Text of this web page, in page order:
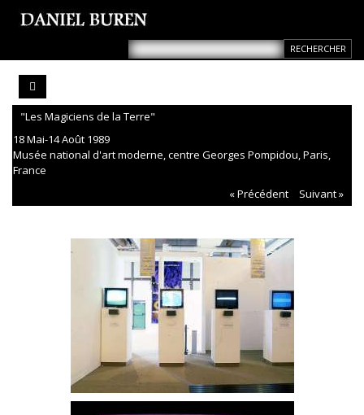
"Les Magiciens de la Terre"
18 Mai-14 Août 1989
Musée national d'art moderne, centre Georges Pompidou, Paris,
France
« Précédent
Suivant »